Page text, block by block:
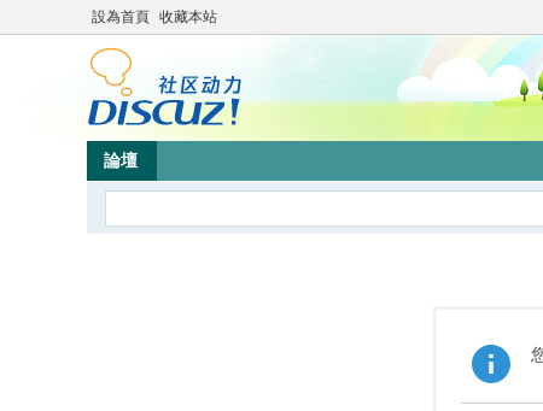
設為首頁 收藏本站
論壇